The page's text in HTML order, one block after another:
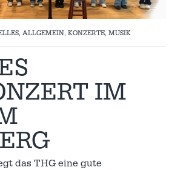
, ALLGEMEIN, KONZERTE, MUSIK
IM
das THG eine gute